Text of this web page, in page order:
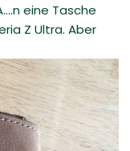
eine Tasche
Z Ultra. Aber